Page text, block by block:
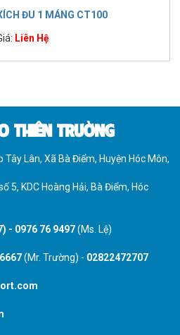
ĐU 1 MÁNG CT100
Liên Hệ
THIÊN TRƯỜNG
Tây Lân, Xã Bà Điểm, Huyện Hóc Môn,
5, KDC Hoàng Hải, Bà Điểm, Hóc
- 0976 76 9497(Ms. Lệ)
(Mr. Trường) - 02822472707